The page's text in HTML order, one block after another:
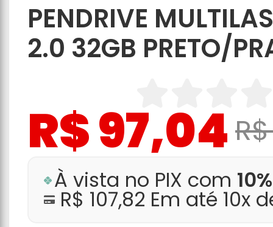
PENDRIVE
2.0 32GB PRETO/
R$ 97,04
À vista no PIX com
R$ 107,82 Em até 10x